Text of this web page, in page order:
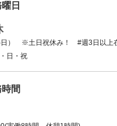
日
日） ※土日祝休み！ #週3日以上
日・祝
間